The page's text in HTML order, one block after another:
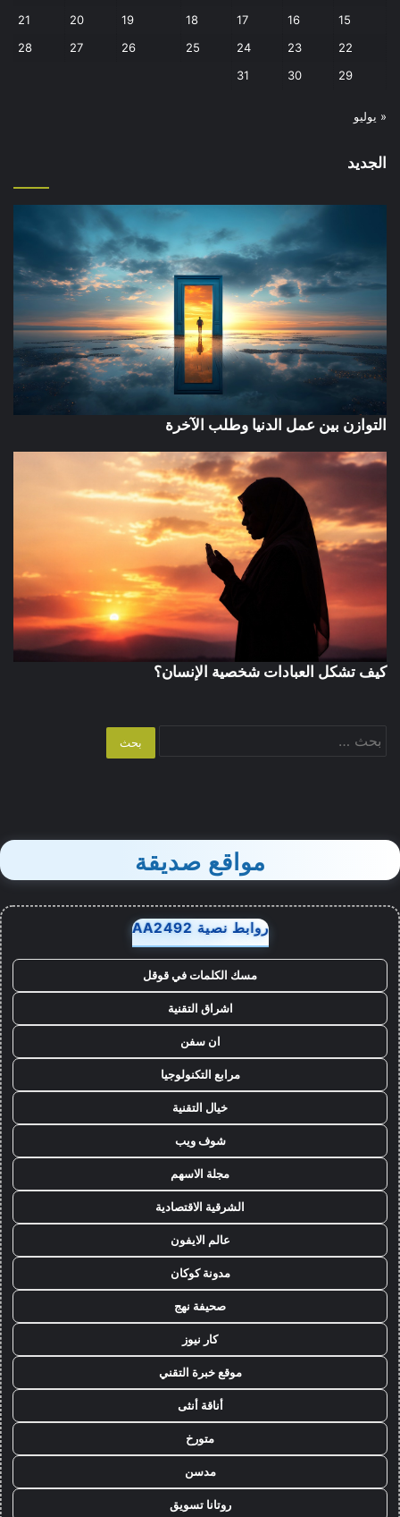
15
16
17
18
19
20
21
22
23
24
25
26
27
28
29
30
31
« يوليو
الجديد
التوازن بين عمل الدنيا وطلب الآخرة
كيف تشكل العبادات شخصية الإنسان؟
عن:
مواقع صديقة
روابط نصية AA2492
مسك الكلمات في قوقل
اشراق التقنية
ان سفن
مرابع التكنولوجيا
خيال التقنية
شوف ويب
مجلة الاسهم
الشرقية الاقتصادية
عالم الايفون
مدونة كوكان
صحيفة نهج
كار نيوز
موقع خبرة التقني
أناقة أنثى
متورخ
مدسن
روتانا تسويق